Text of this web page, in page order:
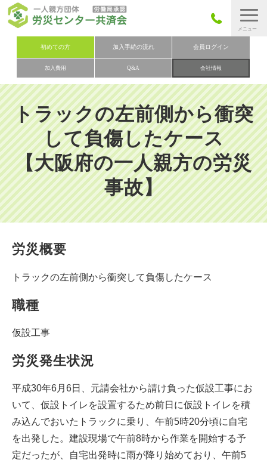
初めての方 加入手続の流れ 会員ログイン
加入費用 Q&A 会社情報
労災保険とは
労災保険の取りまとめ
労災保険加入手続きの流れ
加入費用
加入申込み
会社概要
お問い合わせ
会員メニュー
トラックの左前側から衝突
して負傷したケース
【大阪府の一人親方の労災
事故】
労災概要
トラックの左前側から衝突して負傷したケース
職種
仮設工事
労災発生状況
平成30年6月6日、元請会社から請け負った仮設工事にお
いて、仮設トイレを設置するため前日に仮設トイレを積
み込んでおいたトラックに乗り、午前5時20分頃に自宅
を出発した。建設現場で午前8時から作業を開始する予
定だったが、自宅出発時に雨が降り始めており、午前5